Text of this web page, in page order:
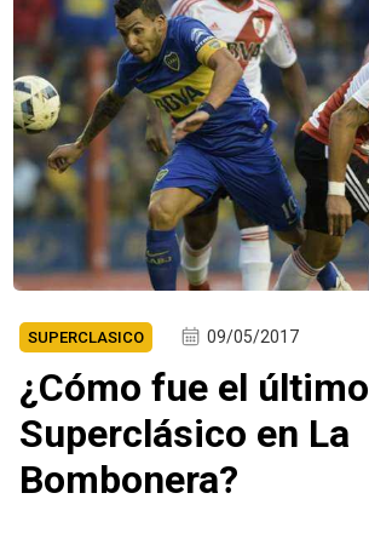
SUPERCLASICO 09/05/2017
¿Cómo fue el último
Superclásico en La
Bombonera?